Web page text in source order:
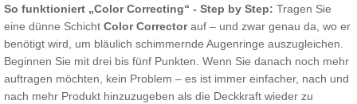
So funktioniert „Color Correcting“ - Step by Step: Tragen Sie
eine dünne Schicht Color Correctorauf – und zwar genau da, wo er
benötigt wird, um bläulich schimmernde Augenringe auszugleichen.
Beginnen Sie mit drei bis fünf Punkten. Wenn Sie danach noch mehr
auftragen möchten, kein Problem – es ist immer einfacher, nach und
nach mehr Produkt hinzuzugeben als die Deckkraft wieder zu